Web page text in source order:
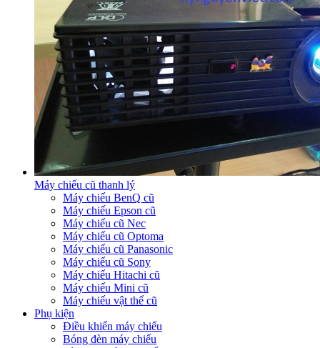
Máy chiếu cũ thanh lý
Máy chiếu BenQ cũ
Máy chiếu Epson cũ
Máy chiếu cũ Nec
Máy chiếu cũ Optoma
Máy chiếu cũ Panasonic
Máy chiếu cũ Sony
Máy chiếu Hitachi cũ
Máy chiếu Mini cũ
Máy chiếu vật thể cũ
Phụ kiện
Điều khiển máy chiếu
Bóng đèn máy chiếu